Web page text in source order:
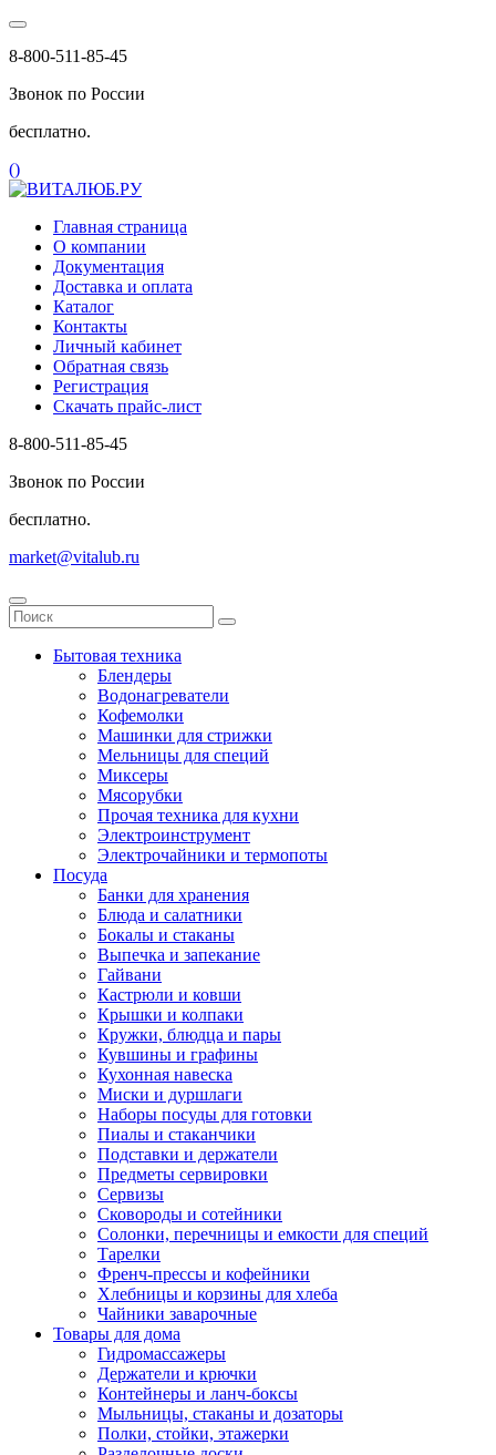
8-800-511-85-45
Звонок по России
бесплатно.
()
Главная страница
О компании
Документация
Доставка и оплата
Каталог
Контакты
Личный кабинет
Обратная связь
Регистрация
Скачать прайс-лист
8-800-511-85-45
Звонок по России
бесплатно.
market@vitalub.ru
Бытовая техника
Блендеры
Водонагреватели
Кофемолки
Машинки для стрижки
Мельницы для специй
Миксеры
Мясорубки
Прочая техника для кухни
Электроинструмент
Электрочайники и термопоты
Посуда
Банки для хранения
Блюда и салатники
Бокалы и стаканы
Выпечка и запекание
Гайвани
Кастрюли и ковши
Крышки и колпаки
Кружки, блюдца и пары
Кувшины и графины
Кухонная навеска
Миски и дуршлаги
Наборы посуды для готовки
Пиалы и стаканчики
Подставки и держатели
Предметы сервировки
Сервизы
Сковороды и сотейники
Солонки, перечницы и емкости для специй
Тарелки
Френч-прессы и кофейники
Хлебницы и корзины для хлеба
Чайники заварочные
Товары для дома
Гидромассажеры
Держатели и крючки
Контейнеры и ланч-боксы
Мыльницы, стаканы и дозаторы
Полки, стойки, этажерки